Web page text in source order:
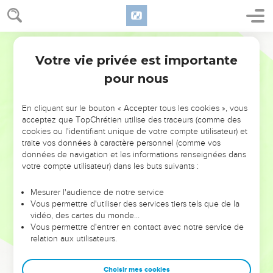
NE MANQUEZ PAS L’ÉVÉNEMENT
DE L’ANNÉE !
ET SI LEURS ERREURS POUVAIENT VOUS ÉVITER LES
VOTRES ?
leur foi ou leur vision. Mais on voit moins les doutes, les erreurs
et les saisons difficiles qu'ils ont traversés, alors même que ce
sont elles qui les ont façonnés.
Dans cette conférence, leaders, entrepreneurs, et responsables
clés pour avancer avec plus de sagesse afin que leurs erreurs
Votre vie privée est importante
pour nous
En cliquant sur le bouton « Accepter tous les cookies », vous
acceptez que TopChrétien utilise des traceurs (comme des
cookies ou l'identifiant unique de votre compte utilisateur) et
traite vos données à caractère personnel (comme vos
données de navigation et les informations renseignées dans
votre compte utilisateur) dans les buts suivants :
Mesurer l'audience de notre service
Vous permettre d'utiliser des services tiers tels que de la
vidéo, des cartes du monde…
Vous permettre d'entrer en contact avec notre service de
relation aux utilisateurs.
Choisir mes cookies